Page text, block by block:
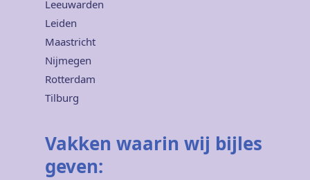
Leeuwarden
Leiden
Maastricht
Nijmegen
Rotterdam
Tilburg
Vakken waarin wij bijles
geven: